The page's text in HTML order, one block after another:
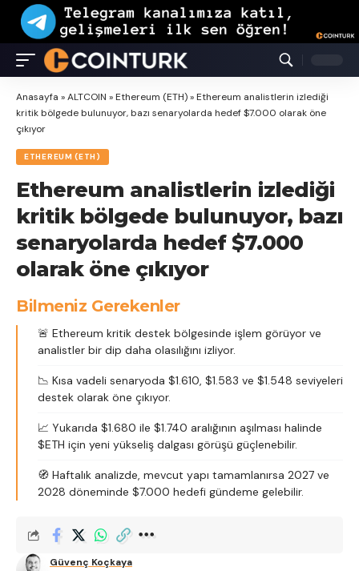
Anasayfa »ALTCOIN »Ethereum (ETH)»Ethereum analistlerin izlediği
kritik bölgede bulunuyor, bazı senaryolarda hedef $7.000 olarak öne
çıkıyor
ETHEREUM (ETH)
Ethereum analistlerin izlediği
kritik bölgede bulunuyor, bazı
senaryolarda hedef $7.000
olarak öne çıkıyor
Bilmeniz Gerekenler
🚨 Ethereum kritik destek bölgesinde işlem görüyor ve
analistler bir dip daha olasılığını izliyor.
📉 Kısa vadeli senaryoda $1.610, $1.583 ve $1.548 seviyeleri
destek olarak öne çıkıyor.
📈 Yukarıda $1.680 ile $1.740 aralığının aşılması halinde
$ETH için yeni yükseliş dalgası görüşü güçlenebilir.
🧭 Haftalık analizde, mevcut yapı tamamlanırsa 2027 ve
2028 döneminde $7.000 hedefi gündeme gelebilir.
Güvenç Koçkaya